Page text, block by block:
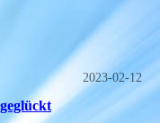
2023-02-12